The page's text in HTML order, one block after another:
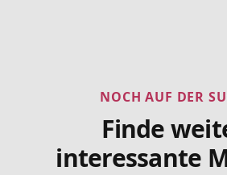
NOCH AUF DER
Finde
interessante